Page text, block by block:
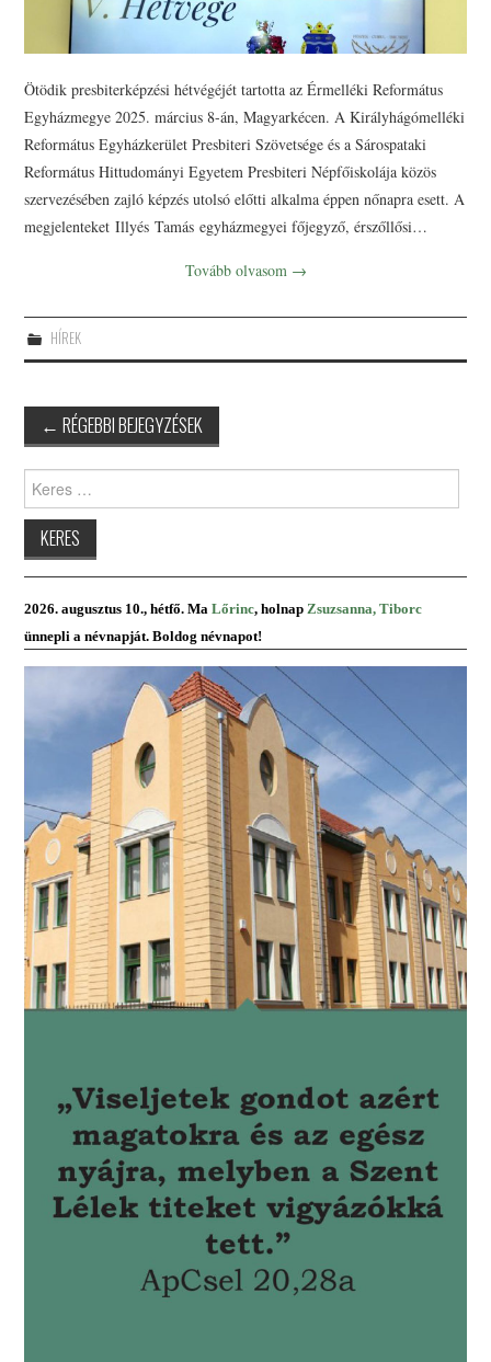
Ötödik presbiterképzési hétvégéjét tartotta az Érmelléki Református
Egyházmegye 2025. március 8-án, Magyarkécen. A Királyhágómelléki
Református Egyházkerület Presbiteri Szövetsége és a Sárospataki
Református Hittudományi Egyetem Presbiteri Népfőiskolája közös
szervezésében zajló képzés utolsó előtti alkalma éppen nőnapra esett. A
megjelenteket Illyés Tamás egyházmegyei főjegyző, érszőllősi…
Tovább olvasom →
HÍREK
Post
navigation
← RÉGEBBI BEJEGYZÉSEK
Keres:
2026. augusztus 10., hétfő. MaLőrinc, holnap Zsuzsanna, Tiborc
ünnepli a névnapját. Boldog névnapot!